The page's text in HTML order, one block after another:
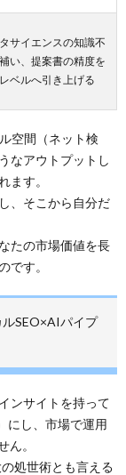
サイエンスの知識不
い、提案書の精度を
ベルへ引き上げる
空間（ネット検
なアウトプットし
ます。
、そこから自分だ
たの市場価値を長
です。
ルSEO×AIパイプ
ンサイトを持って
にし、市場で運用
ん。
処世術とも言える